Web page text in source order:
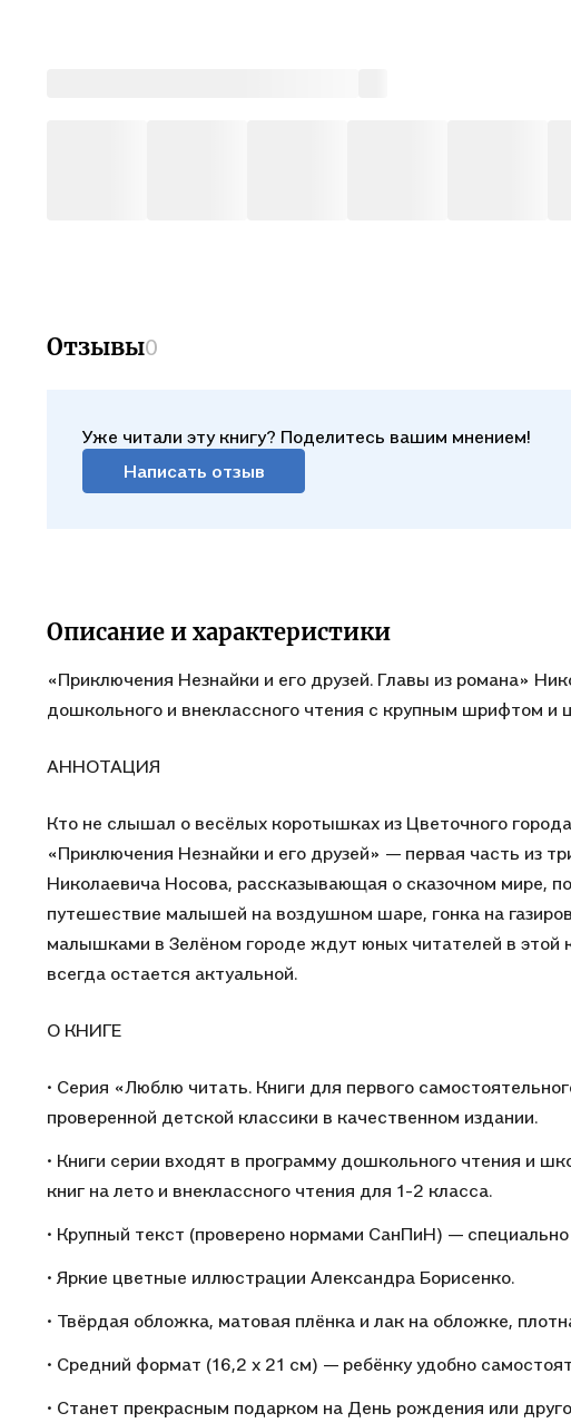
• Средний
• Станет
праздник
Отзывы0
Уже читали эту книгу? Поделитесь вашим мнением!
Написать отзыв
Описание и характеристики
«Приключения Незнайки и его друзей. Главы из романа»
дошкольного и внеклассного чтения с крупным шрифтом и
АННОТАЦИЯ
Кто не слышал о весёлых коротышках из Цветочного
«Приключения Незнайки и его друзей» — первая часть из
Николаевича Носова, рассказывающая о сказочном мире,
путешествие малышей на воздушном шаре, гонка на
малышками в Зелёном городе ждут юных читателей в этой
всегда остается актуальной.
О КНИГЕ
• Серия «Люблю читать. Книги для первого
проверенной детской классики в качественном издании.
• Книги серии входят в программу дошкольного чтения и
книг на лето и внеклассного чтения для 1-2 класса.
• Крупный текст (проверено нормами СанПиН) — специально
• Яркие цветные иллюстрации Александра Борисенко.
• Твёрдая обложка, матовая плёнка и лак на обложке,
• Средний формат (16,2 х 21 см) — ребёнку удобно
• Станет прекрасным подарком на День рождения или